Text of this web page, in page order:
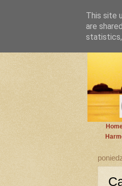
This site
are
statistics,